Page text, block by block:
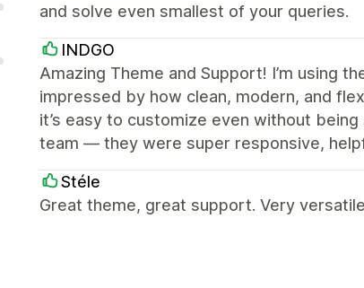
and solve even smallest of your queries.
INDGO
Amazing Theme and Support! I’m using
impressed by how clean, modern, and
it’s easy to customize even without
team — they were super responsive,
Stéle
Great theme, great support. Very